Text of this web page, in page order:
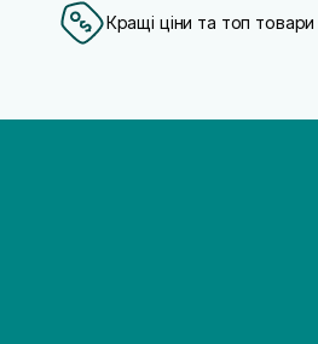
Кращі ціни та топ товари